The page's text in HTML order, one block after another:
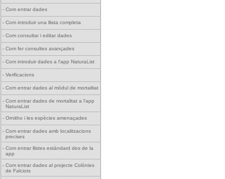
- Com entrar dades
- Com introduir una llista completa
- Com consultar i editar dades
- Com fer consultes avançades
- Com introduir dades a l'app NaturaList
- Verificacions
- Com entrar dades al mòdul de mortalitat
- Com entrar dades de mortalitat a l'app
NaturaList
- Ornitho i les espècies amenaçades
- Com entrar dades amb localitzacions
precises
- Com entrar llistes estàndard des de la
app
- Com entrar dades al projecte Colònies
de Falciots